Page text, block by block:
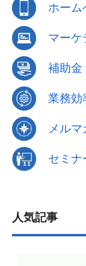
ホーム
マーケ
補助金
業務効
メル
セミナ
人気記事